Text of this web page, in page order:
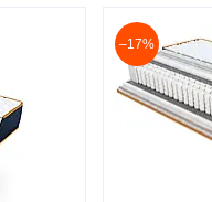
–17%